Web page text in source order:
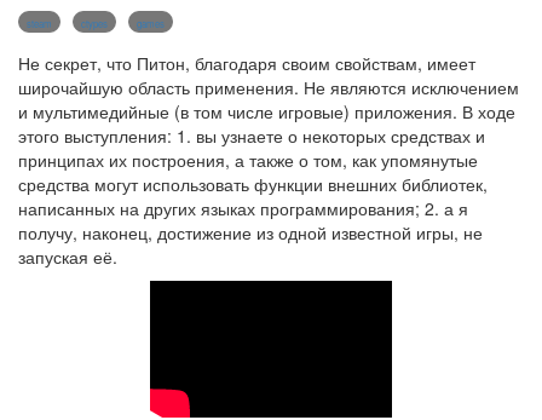
steam ctypes games
Не секрет, что Питон, благодаря своим свойствам, имеет
широчайшую область применения. Не являются исключением
и мультимедийные (в том числе игровые) приложения. В ходе
этого выступления: 1. вы узнаете о некоторых средствах и
принципах их построения, а также о том, как упомянутые
средства могут использовать функции внешних библиотек,
написанных на других языках программирования; 2. а я
получу, наконец, достижение из одной известной игры, не
запуская её.